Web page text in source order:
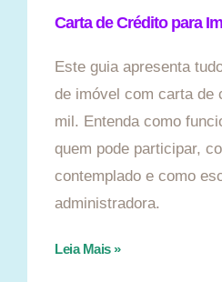
Carta de Crédito para
Este guia apresenta
de imóvel com carta de
mil. Entenda como
quem pode participar,
contemplado e como
administradora.
Leia Mais »